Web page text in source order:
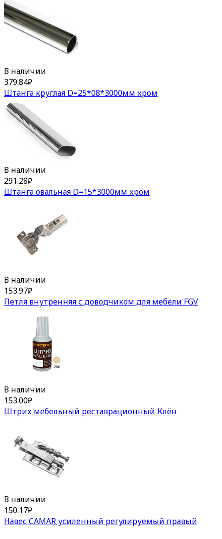
В наличии
379.84₽
Штанга круглая D=25*08*3000мм хром
В наличии
291.28₽
Штанга овальная D=15*3000мм хром
В наличии
153.97₽
Петля внутренняя с доводчиком для мебели FGV
В наличии
153.00₽
Штрих мебельный реставрационный Клён
В наличии
150.17₽
Навес CAMAR усиленный регулируемый правый